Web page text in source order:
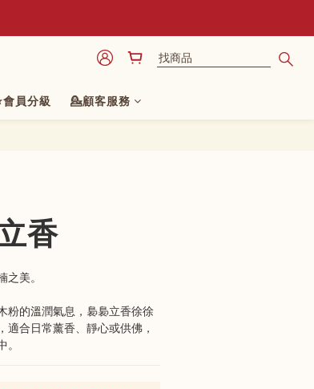
會員分級 💁顧客服務
香
美。
粉的溫潤氣息，裊裊立香徐徐
合日常薰香、靜心或供佛，
立即購買